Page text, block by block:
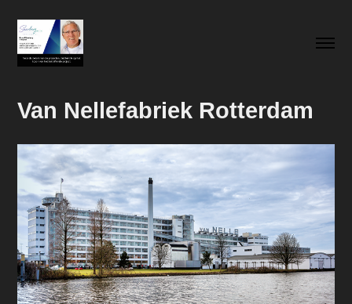
Van Nellefabriek Rotterdam